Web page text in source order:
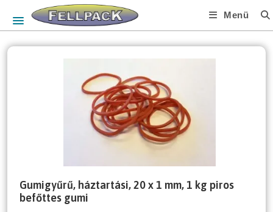
Menü
Gumigyűrű, háztartási, 20 x 1 mm, 1 kg piros
befőttes gumi